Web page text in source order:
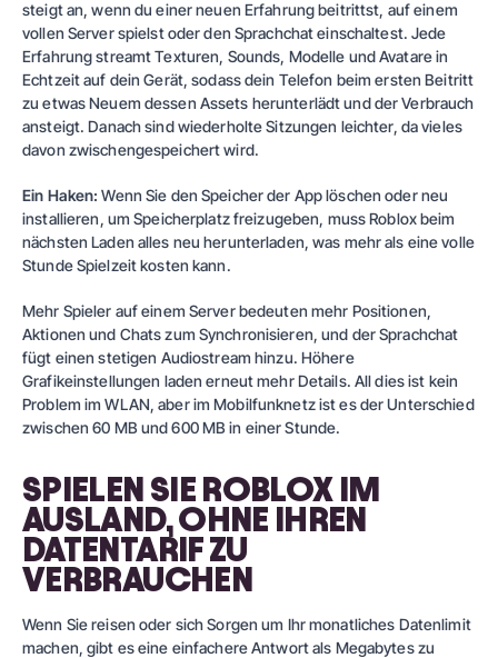
steigt an, wenn du einer neuen Erfahrung beitrittst, auf einem
vollen Server spielst oder den Sprachchat einschaltest. Jede
Erfahrung streamt Texturen, Sounds, Modelle und Avatare in
Echtzeit auf dein Gerät, sodass dein Telefon beim ersten Beitritt
zu etwas Neuem dessen Assets herunterlädt und der Verbrauch
ansteigt. Danach sind wiederholte Sitzungen leichter, da vieles
davon zwischengespeichert wird.
Ein Haken: Wenn Sie den Speicher der App löschen oder neu
installieren, um Speicherplatz freizugeben, muss Roblox beim
nächsten Laden alles neu herunterladen, was mehr als eine volle
Stunde Spielzeit kosten kann.
Mehr Spieler auf einem Server bedeuten mehr Positionen,
Aktionen und Chats zum Synchronisieren, und der Sprachchat
fügt einen stetigen Audiostream hinzu. Höhere
Grafikeinstellungen laden erneut mehr Details. All dies ist kein
Problem im WLAN, aber im Mobilfunknetz ist es der Unterschied
zwischen 60 MB und 600 MB in einer Stunde.
SPIELEN SIE ROBLOX IM
AUSLAND, OHNE IHREN
DATENTARIF ZU
VERBRAUCHEN
Wenn Sie reisen oder sich Sorgen um Ihr monatliches Datenlimit
machen, gibt es eine einfachere Antwort als Megabytes zu